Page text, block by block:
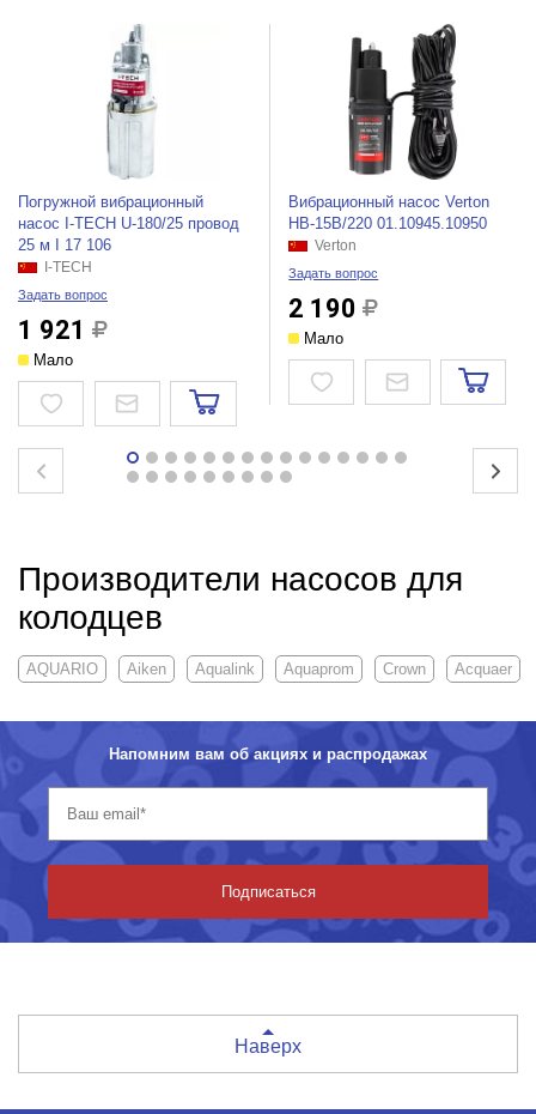
Погружной вибрационный
насос I-TECH U-180/25 провод
25 м I 17 106
I-TECH
Задать вопрос
1 921
Мало
Вибрационный насос Verton
НВ-15В/220 01.10945.10950
Verton
Задать вопрос
2 190
Мало
Производители насосов для
колодцев
AQUARIO Aiken Aqualink Aquaprom Crown Acquaer
Напомним вам об акциях и распродажах
Подписаться
Наверх